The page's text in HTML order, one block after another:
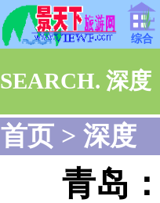
综合
SEARCH. 深度
首页 > 深度
青岛